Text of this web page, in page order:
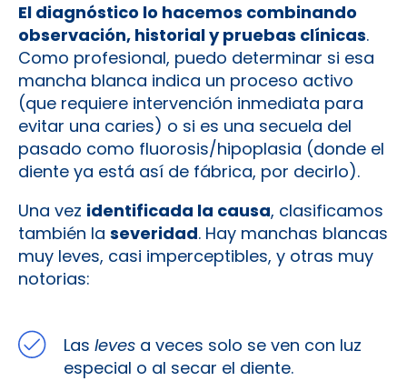
El diagnóstico lo hacemos combinando
observación, historial y pruebas clínicas.
Como profesional, puedo determinar si esa
mancha blanca indica un proceso activo
(que requiere intervención inmediata para
evitar una caries) o si es una secuela del
pasado como fluorosis/hipoplasia (donde el
diente ya está así de fábrica, por decirlo).
Una vez identificada la causa, clasificamos
también la severidad. Hay manchas blancas
muy leves, casi imperceptibles, y otras muy
notorias:
Las leves a veces solo se ven con luz
especial o al secar el diente.